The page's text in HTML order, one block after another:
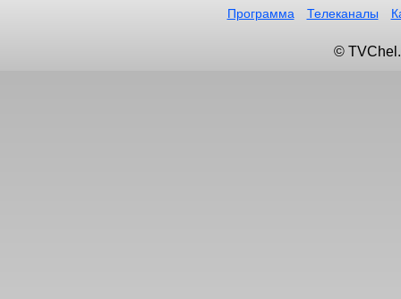
Программа Телеканалы
©